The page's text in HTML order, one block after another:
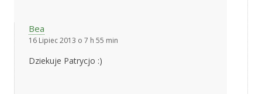
Bea
16 Lipiec 2013 o 7 h 55 min
Dziekuje Patrycjo :)